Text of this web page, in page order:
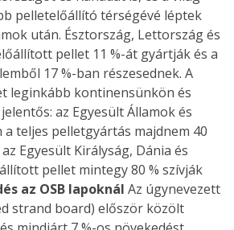
pelletelőállító térségévé léptek
után. Észtország, Lettország és
pellet 11 %-át gyártják és a
17 %-ban részesednek. A
leginkább kontinensünkön és
az Egyesült Államok és
a teljes pelletgyártás majdnem 40
Egyesült Királyság, Dánia és
pellet mintegy 80 % szívják
az OSB lapoknál Az úgynevezett
strand board) először közölt